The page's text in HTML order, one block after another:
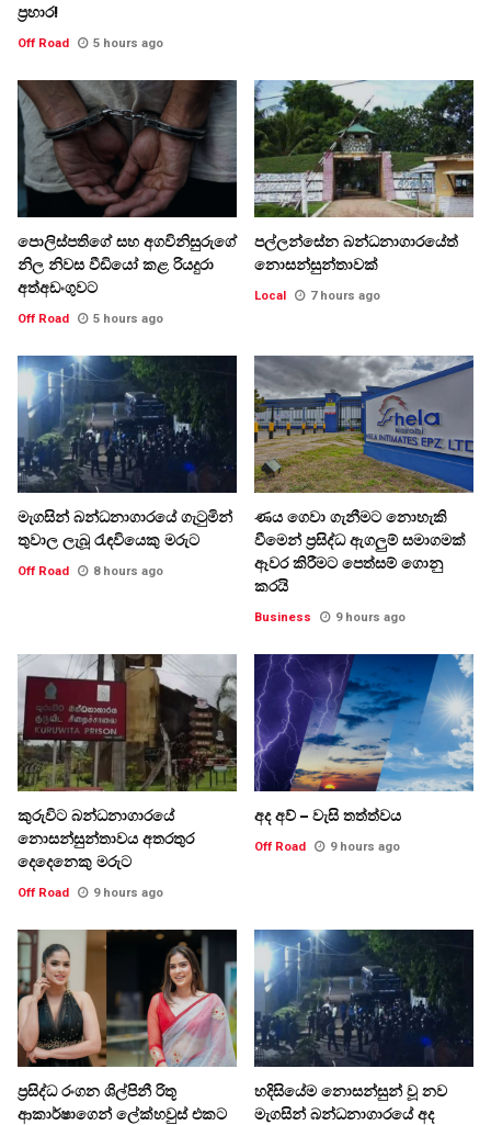
ප්‍රහාර!
Off Road 5 hours ago
පොලිස්පතිගේ සහ අගවිනිසුරුගේ
නිල නිවස වීඩියෝ කළ රියදුරා
අත්අඩංගුවට
Off Road 5 hours ago
පල්ලන්සේන බන්ධනාගාරයේත්
නොසන්සුන්තාවක්
Local 7 hours ago
මැගසින් බන්ධනාගාරයේ ගැටුමින්
තුවාල ලැබූ රැඳවියෙකු මරුට
Off Road 8 hours ago
ණය ගෙවා ගැනීමට නොහැකි
වීමෙන් ප්‍රසිද්ධ ඇගලුම් සමාගමක්
ඈවර කිරීමට පෙත්සම් ගොනු
කරයි
Business 9 hours ago
කුරුවිට බන්ධනාගාරයේ
නොසන්සුන්තාවය අතරතුර
දෙදෙනෙකු මරුට
Off Road 9 hours ago
අද අව් – වැසි තත්ත්වය
Off Road 9 hours ago
ප්‍රසිද්ධ රංගන ශිල්පිනී රිතූ
ආකාර්ෂාගෙන් ලේක්හවුස් එකට
හදිසියේම නොසන්සුන් වූ නව
මැගසින් බන්ධනාගාරයේ අද